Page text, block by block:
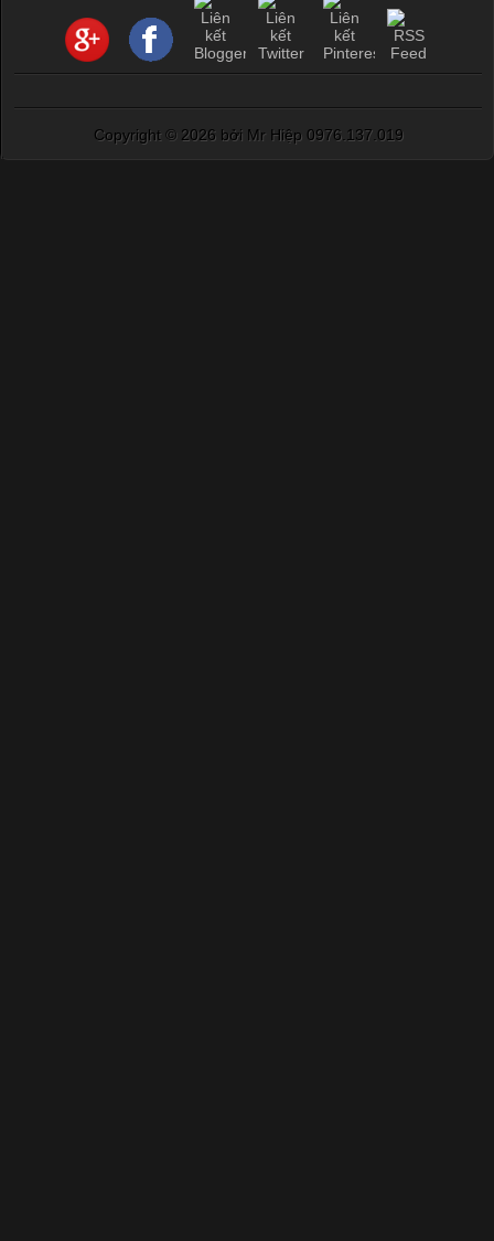
Copyright © 2026 bởi Mr Hiệp 0976.137.019